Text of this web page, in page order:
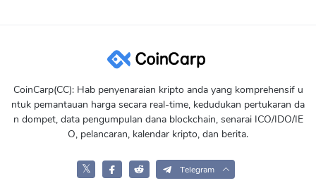
CoinCarp(CC): Hab penyenaraian kripto anda yang komprehensif u
ntuk pemantauan harga secara real-time, kedudukan pertukaran da
n dompet, data pengumpulan dana blockchain, senarai ICO/IDO/IE
O, pelancaran, kalendar kripto, dan berita.
𝕏 Telegram